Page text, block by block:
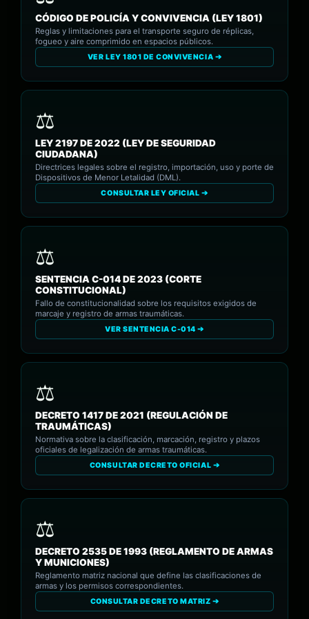
CÓDIGO DE POLICÍA Y CONVIVENCIA (LEY 1801)
Reglas y limitaciones para el transporte seguro de réplicas,
fogueo y aire comprimido en espacios públicos.
VER LEY 1801 DE CONVIVENCIA ➔
LEY 2197 DE 2022 (LEY DE SEGURIDAD
CIUDADANA)
Directrices legales sobre el registro, importación, uso y porte de
Dispositivos de Menor Letalidad (DML).
CONSULTAR LEY OFICIAL ➔
SENTENCIA C-014 DE 2023 (CORTE
CONSTITUCIONAL)
Fallo de constitucionalidad sobre los requisitos exigidos de
marcaje y registro de armas traumáticas.
VER SENTENCIA C-014 ➔
DECRETO 1417 DE 2021 (REGULACIÓN DE
TRAUMÁTICAS)
Normativa sobre la clasificación, marcación, registro y plazos
oficiales de legalización de armas traumáticas.
CONSULTAR DECRETO OFICIAL ➔
DECRETO 2535 DE 1993 (REGLAMENTO DE ARMAS
Y MUNICIONES)
Reglamento matriz nacional que define las clasificaciones de
armas y los permisos correspondientes.
CONSULTAR DECRETO MATRIZ ➔